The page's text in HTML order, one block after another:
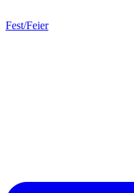
Fest/Feier